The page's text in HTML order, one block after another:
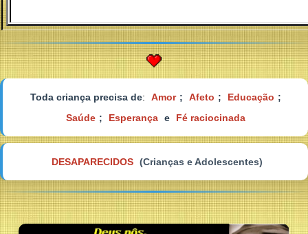
Toda criança precisa de: Amor ; Afeto ; Educação ;
Saúde ; Esperança e Fé raciocinada
DESAPARECIDOS (Crianças e Adolescentes)